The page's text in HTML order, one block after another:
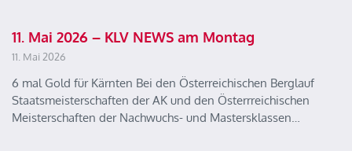
11. Mai 2026 – KLV NEWS am Montag
11. Mai 2026
6 mal Gold für Kärnten Bei den Österreichischen Berglauf
Staatsmeisterschaften der AK und den Österrreichischen
Meisterschaften der Nachwuchs- und Mastersklassen…